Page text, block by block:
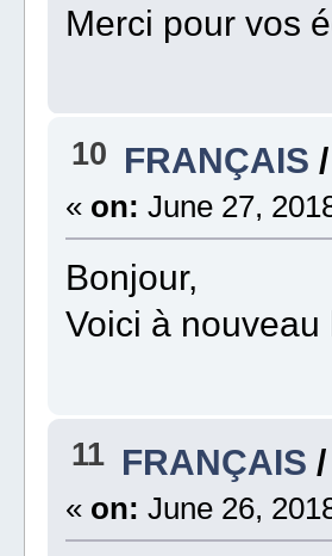
Merci pour vos
10 FRANÇAIS /
« on: June 27,
Bonjour,
Voici à
11 FRANÇAIS /
« on: June 26,